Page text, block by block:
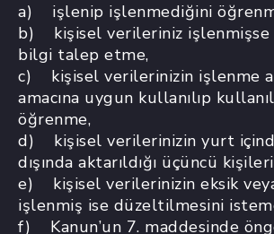
a) işlenip işlenmediğini
b) kişisel verileriniz işlenmişse
bilgi talep etme,
c) kişisel verilerinizin işlenme
amacına uygun kullanılıp
öğrenme,
d) kişisel verilerinizin yurt
dışında aktarıldığı üçüncü
e) kişisel verilerinizin eksik
işlenmiş ise düzeltilmesini
f) Kanun’un 7. maddesinde